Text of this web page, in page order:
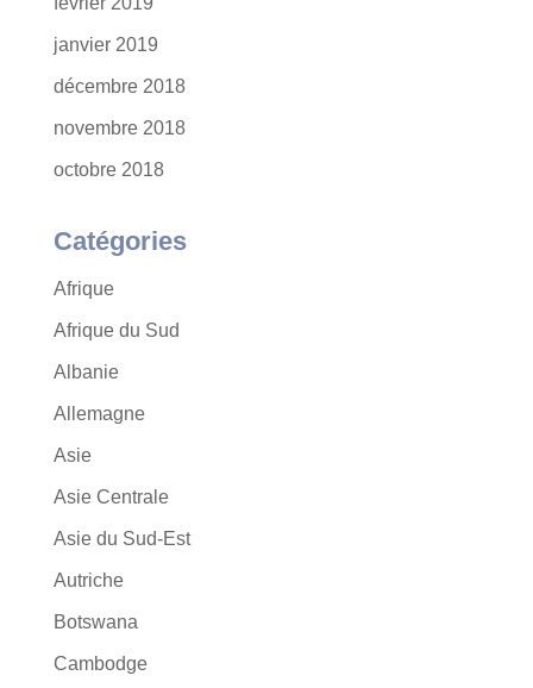
janvier 2019
décembre 2018
novembre 2018
octobre 2018
Catégories
Afrique
Afrique du Sud
Albanie
Allemagne
Asie
Asie Centrale
Asie du Sud-Est
Autriche
Botswana
Cambodge